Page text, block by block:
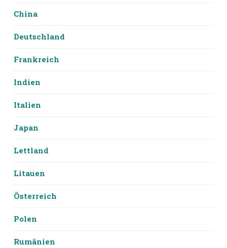
China
Deutschland
Frankreich
Indien
Italien
Japan
Lettland
Litauen
Österreich
Polen
Rumänien